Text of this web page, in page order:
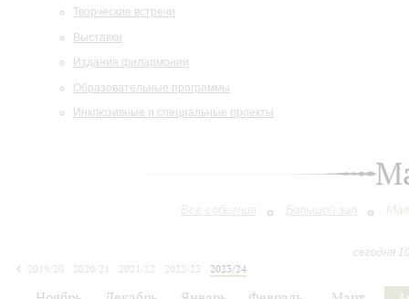
Творческие встречи
Выставки
Издания филармонии
Образовательные программы
Инклюзивные и специальные проекты
Все события Большой зал
сегодня
2019/20
2020/21 2021/22 2022/23
2023/24